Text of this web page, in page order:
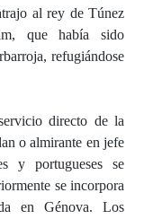
al rey de Túnez
que había sido
refugiándose
directo de la
o almirante en jefe
y portugueses se
se incorpora
en Génova. Los